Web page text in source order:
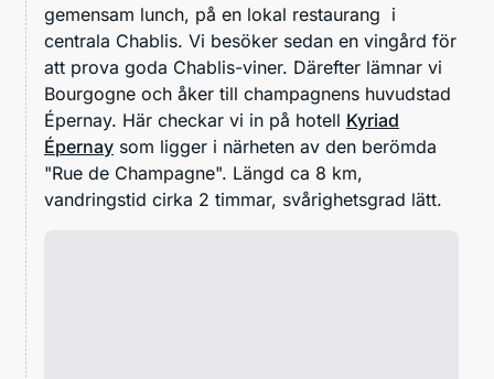
gemensam lunch, på en lokal restaurang i
centrala Chablis. Vi besöker sedan en vingård för
att prova goda Chablis-viner. Därefter lämnar vi
Bourgogne och åker till champagnens huvudstad
Épernay. Här checkar vi in på hotell Kyriad
Épernay som ligger i närheten av den berömda
"Rue de Champagne". Längd ca 8 km,
vandringstid cirka 2 timmar, svårighetsgrad lätt.